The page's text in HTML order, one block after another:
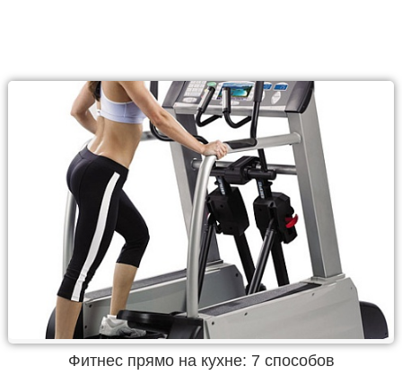
Фитнес прямо на кухне: 7 способов